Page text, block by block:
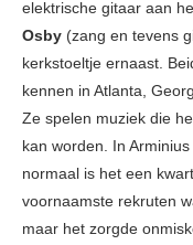
elektrische gitaar aan
Osby (zang en tevens
kerkstoeltje ernaast.
kennen in Atlanta,
Ze spelen muziek die
kan worden. In
normaal is het een
voornaamste rekruten
maar het zorgde